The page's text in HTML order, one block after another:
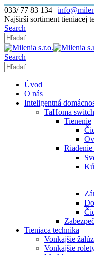
033/ 77 83 134 |
Najširší sortiment tieniacej
Search
Search
Úvod
O nás
Inteligentná
TaHoma switch
Tienenie
Tieniaca technika
Vonkajšie
Vonkajšie